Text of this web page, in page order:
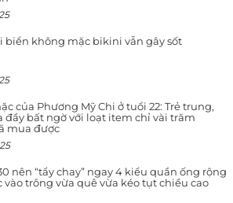
biển không mặc bikini vẫn gây sốt
của Phương Mỹ Chi ở tuổi 22: Trẻ trung,
đầy bất ngờ với loạt item chỉ vài trăm
mua được
nên “tẩy chay” ngay 4 kiểu quần ống rộng
vào trông vừa quê vừa kéo tụt chiều cao